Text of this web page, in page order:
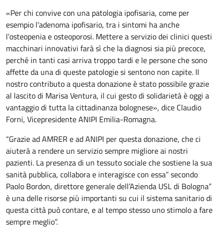
«Per chi convive con una patologia ipofisaria, come per
esempio l’adenoma ipofisario, tra i sintomi ha anche
l’osteopenia e osteoporosi. Mettere a servizio dei clinici questi
macchinari innovativi farà sì che la diagnosi sia più precoce,
perché in tanti casi arriva troppo tardi e le persone che sono
affette da una di queste patologie si sentono non capite. Il
nostro contributo a questa donazione è stato possibile grazie
al lascito di Marisa Ventura, il cui gesto di solidarietà è oggi a
vantaggio di tutta la cittadinanza bolognese», dice Claudio
Forni, Vicepresidente ANIPI Emilia-Romagna.
“Grazie ad AMRER e ad ANIPI per questa donazione, che ci
aiuterà a rendere un servizio sempre migliore ai nostri
pazienti. La presenza di un tessuto sociale che sostiene la sua
sanità pubblica, collabora e interagisce con essa” secondo
Paolo Bordon, direttore generale dell’Azienda USL di Bologna”
è una delle risorse più importanti su cui il sistema sanitario di
questa città può contare, e al tempo stesso uno stimolo a fare
sempre meglio”.